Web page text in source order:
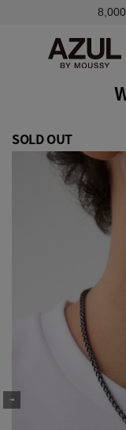
SOLD OUT